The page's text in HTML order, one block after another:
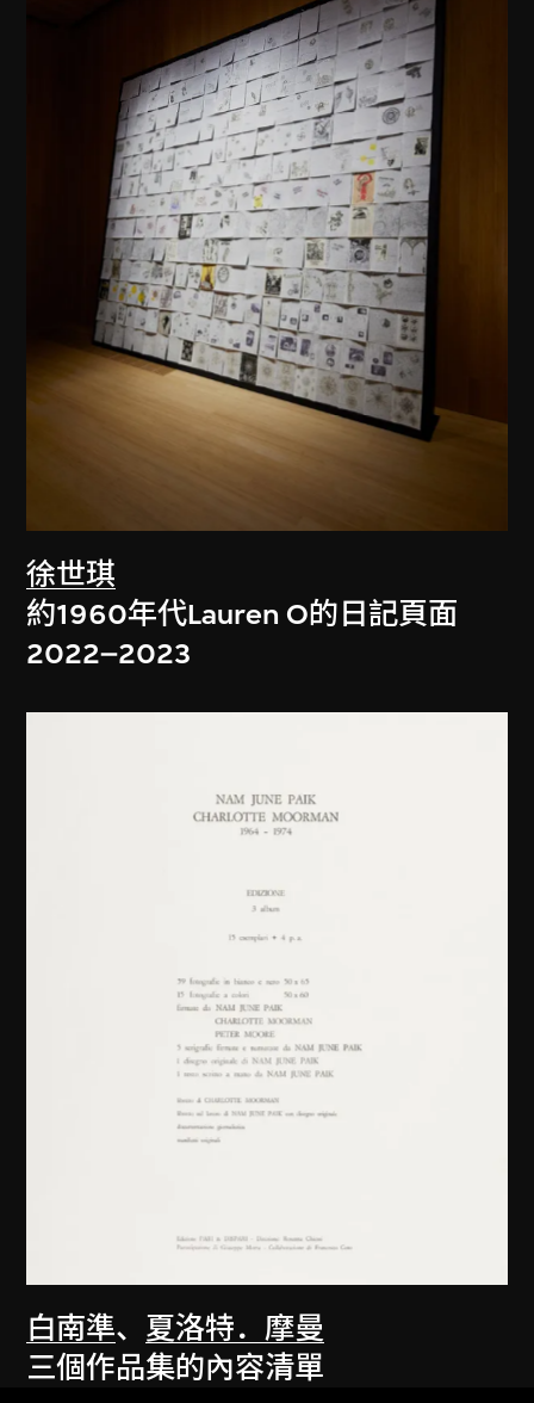
徐世琪
約1960年代Lauren O的日記頁面
2022–2023
白南準、 夏洛特．摩曼
三個作品集的內容清單